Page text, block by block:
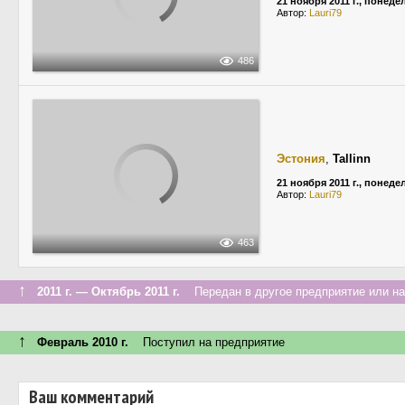
486
Автор: Lauri79
463
Эстония, Tallinn
21 ноября 2011 г.,
Автор: Lauri79
↑ 2011 г. — Октябрь 2011 г. Передан в другое предприятие или
↑ Февраль 2010 г. Поступил на предприятие
Ваш комментарий